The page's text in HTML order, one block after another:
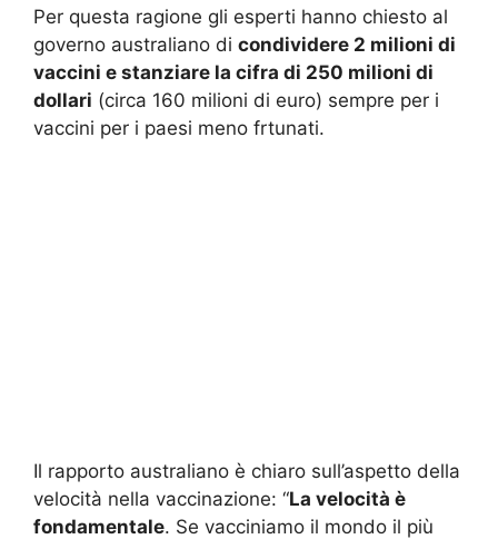
Per questa ragione gli esperti hanno chiesto al
governo australiano di condividere 2 milioni di
vaccini e stanziare la cifra di 250 milioni di
dollari (circa 160 milioni di euro) sempre per i
vaccini per i paesi meno frtunati.
Il rapporto australiano è chiaro sull’aspetto della
velocità nella vaccinazione: “La velocità è
fondamentale. Se vacciniamo il mondo il più